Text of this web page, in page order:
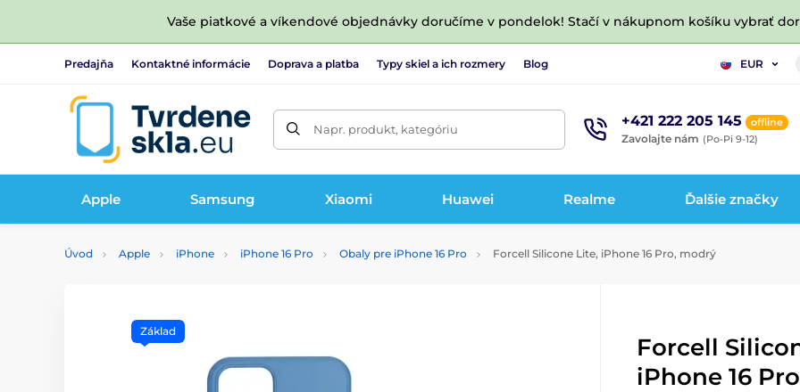
Vaše piatkové a víkendové objednávky doručíme v pondelok! Stačí v nákupnom košíku vybrať
Predajňa Kontaktné informácie Doprava a platba Typy skiel a ich rozmery Blog EUR
Napr. produkt, kategóriu +421 222 205 145 offline
Zavolajte nám (Po-Pi 9-12)
Apple Samsung Xiaomi Huawei Realme Ďalšie značky
Úvod Apple iPhone iPhone 16 Pro Obaly pre iPhone 16 Pro Forcell Silicone Lite, iPhone 16 Pro, modrý
Základ
Forcell
iPhone 16